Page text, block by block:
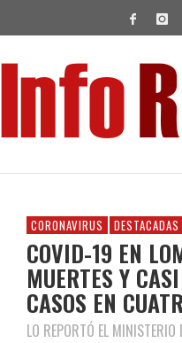
CORONAVIRUS DESTACADAS
COVID-19 EN
MUERTES Y
CASOS EN
LO REPORTÓ EL